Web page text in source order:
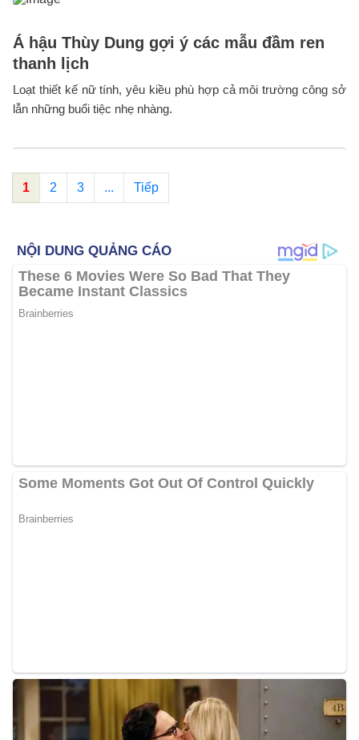
Á hậu Thùy Dung gợi ý các mẫu đầm ren
thanh lịch
Loạt thiết kế nữ tính, yêu kiều phù hợp cả môi trường công sở
lẫn những buổi tiệc nhẹ nhàng.
1 2 3 ... Tiếp